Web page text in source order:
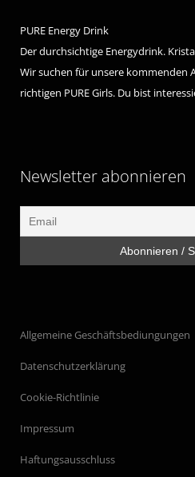
PURE Energy Drink
Der durchsichtige Energydrink.
Wir suchen für unsere kommenden
richtigen PURE Girls. Du bist
Newsletter abonnieren
Allgemeine Geschäftsbediungungen
Datenschutzerklärung
Cookie-Richtlinie
Impressum
Haftungsausschluss